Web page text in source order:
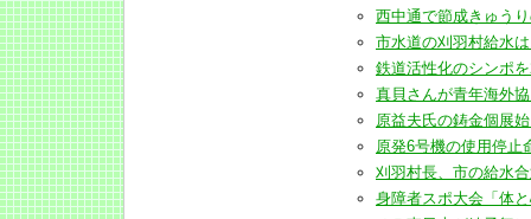
西中通で節成きゅう
市水道の刈羽村給水
鉄道活性化のシンポ
真貝さんが青年海外
原益夫氏の鋳金個展
原発6号機の使用停止
刈羽村長、市の給水
身障者スポ大会「体